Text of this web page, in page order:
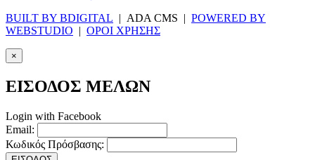
BUILT BY BDIGITAL | ADA CMS | POWERED BY
WEBSTUDIO | ΟΡΟΙ ΧΡΗΣΗΣ
×
ΕΙΣΟΔΟΣ ΜΕΛΩΝ
Login with Facebook
Email:
Κωδικός Πρόσβασης: